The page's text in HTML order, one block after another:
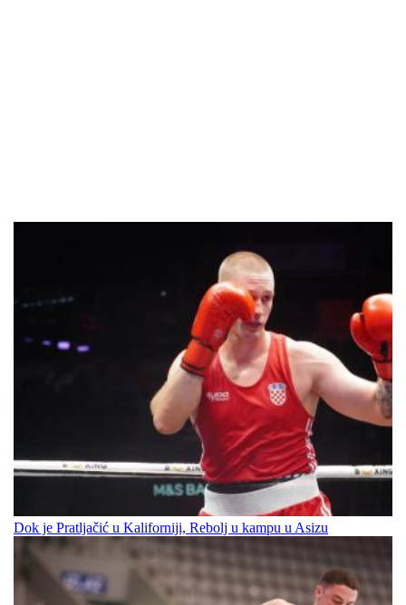
Dok je Pratljačić u Kaliforniji, Rebolj u kampu u Asizu